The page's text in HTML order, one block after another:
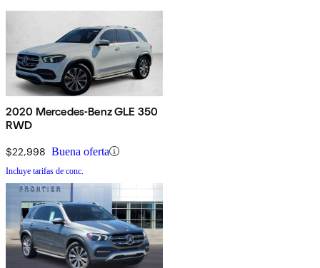
2020 Mercedes-Benz GLE 350
RWD
$22,998 Buena oferta
Incluye tarifas de conc.